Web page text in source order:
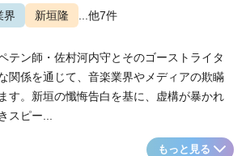
界 新垣隆 ...他7件
テン師・佐村河内守とそのゴーストライタ
関係を通じて、音楽業界やメディアの欺瞞
す。新垣の懺悔告白を基に、虚構が暴かれ
スピー...
もっと見る